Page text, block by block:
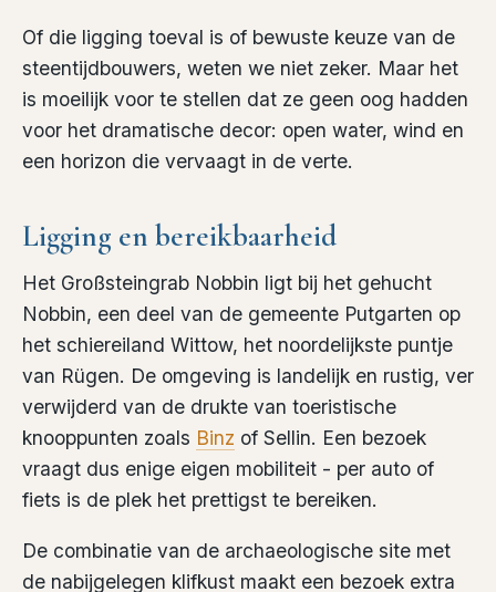
Of die ligging toeval is of bewuste keuze van de
steentijdbouwers, weten we niet zeker. Maar het
is moeilijk voor te stellen dat ze geen oog hadden
voor het dramatische decor: open water, wind en
een horizon die vervaagt in de verte.
Ligging en bereikbaarheid
Het Großsteingrab Nobbin ligt bij het gehucht
Nobbin, een deel van de gemeente Putgarten op
het schiereiland Wittow, het noordelijkste puntje
van Rügen. De omgeving is landelijk en rustig, ver
verwijderd van de drukte van toeristische
knooppunten zoals Binz of Sellin. Een bezoek
vraagt dus enige eigen mobiliteit - per auto of
fiets is de plek het prettigst te bereiken.
De combinatie van de archaeologische site met
de nabijgelegen klifkust maakt een bezoek extra